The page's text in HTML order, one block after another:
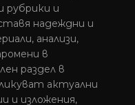
рубрики и
надеждни и
анализи,
в
раздел в
актуални
и изложения,